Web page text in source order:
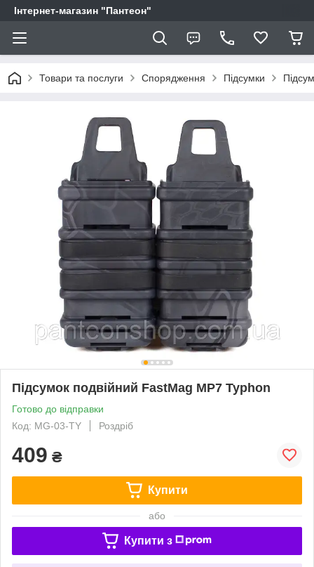
Інтернет-магазин "Пантеон"
Товари та послуги Спорядження Підсумки
Підсумок подвійний FastMag MP7 Typhon
Готово до відправки
Код: MG-03-TY
Роздріб
409 ₴
Купити
або
Купити з